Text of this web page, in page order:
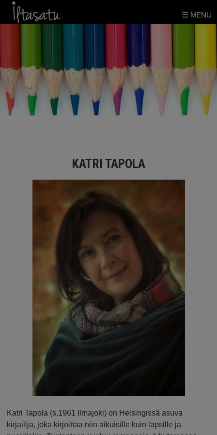
Skip
☰ MENU
KATRI TAPOLA
Katri Tapola (s.1961 Ilmajoki) on Helsingissä asuva
kirjailija, joka kirjoittaa niin aikuisille kuin lapsille ja